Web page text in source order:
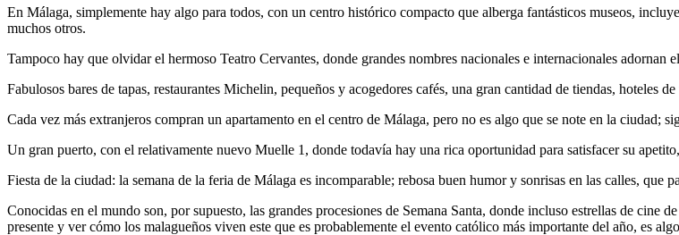
En Málaga, simplemente hay algo para todos, con un centro histórico compacto que alberga fantásticos museos,
muchos otros.
Tampoco hay que olvidar el hermoso Teatro Cervantes, donde grandes nombres nacionales e internacionales adornan
Fabulosos bares de tapas, restaurantes Michelin, pequeños y acogedores cafés, una gran cantidad de tiendas, hoteles
Cada vez más extranjeros compran un apartamento en el centro de Málaga, pero no es algo que se note en la ciudad;
Un gran puerto, con el relativamente nuevo Muelle 1, donde todavía hay una rica oportunidad para satisfacer su
Fiesta de la ciudad: la semana de la feria de Málaga es incomparable; rebosa buen humor y sonrisas en las calles,
Conocidas en el mundo son, por supuesto, las grandes procesiones de Semana Santa, donde incluso estrellas de cine
presente y ver cómo los malagueños viven este que es probablemente el evento católico más importante del año, es